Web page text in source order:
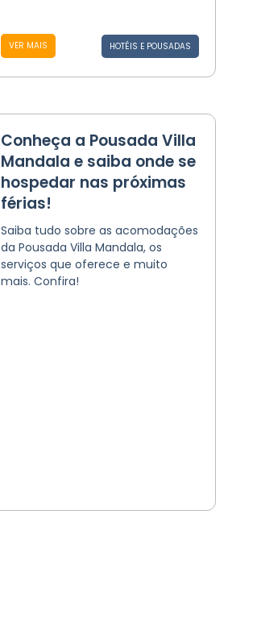
VER MAIS HOTÉIS E POUSADAS
Conheça a Pousada Villa
Mandala e saiba onde se
hospedar nas próximas
férias!
Saiba tudo sobre as acomodações
da Pousada Villa Mandala, os
serviços que oferece e muito
mais. Confira!